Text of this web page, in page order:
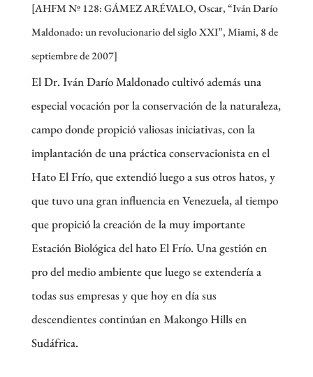
[AHFM Nº 128: GÁMEZ ARÉVALO, Oscar, “Iván Darío
Maldonado: un revolucionario del siglo XXI”, Miami, 8 de
septiembre de 2007]
El Dr. Iván Darío Maldonado cultivó además una
especial vocación por la conservación de la naturaleza,
campo donde propició valiosas iniciativas, con la
implantación de una práctica conservacionista en el
Hato El Frío, que extendió luego a sus otros hatos, y
que tuvo una gran influencia en Venezuela, al tiempo
que propició la creación de la muy importante
Estación Biológica del hato El Frío. Una gestión en
pro del medio ambiente que luego se extendería a
todas sus empresas y que hoy en día sus
descendientes continúan en Makongo Hills en
Sudáfrica.